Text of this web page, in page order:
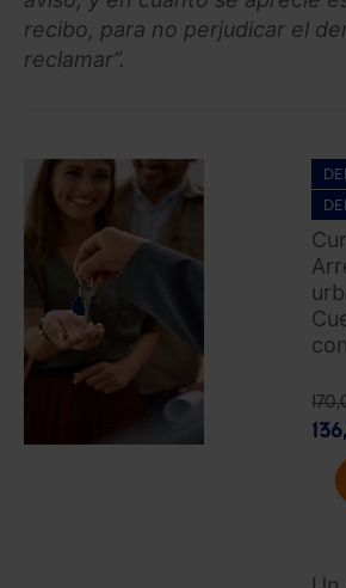
recibo, para no perjudicar el
reclamar”.